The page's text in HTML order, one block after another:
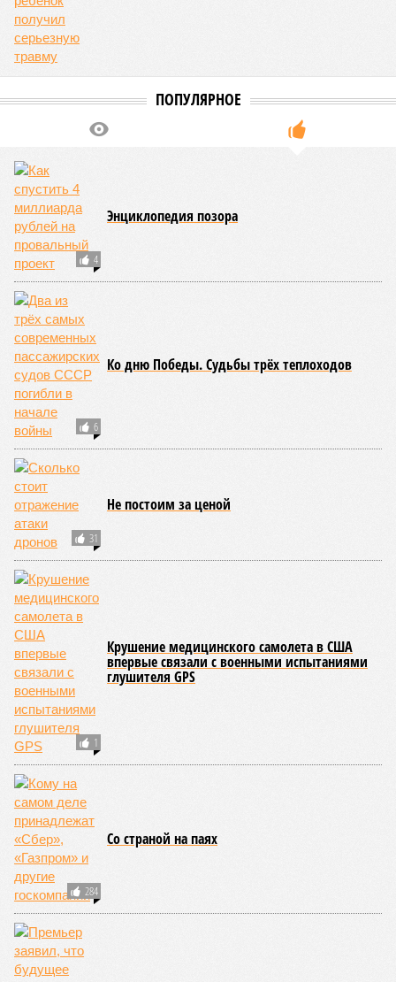
ПОПУЛЯРНОЕ
4
Энциклопедия позора
6
Ко дню Победы. Судьбы трёх теплоходов
31
Не постоим за ценой
1
Крушение медицинского самолета в США
впервые связали с военными испытаниями
глушителя GPS
284
Со страной на паях